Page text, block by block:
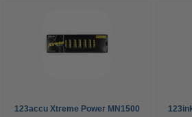
123accu Xtreme Power MN1500